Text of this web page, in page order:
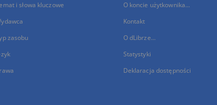
i słowa kluczowe
zasobu
O koncie użytkownika...
Kontakt
O dLibrze...
Statystyki
Deklaracja dostępności